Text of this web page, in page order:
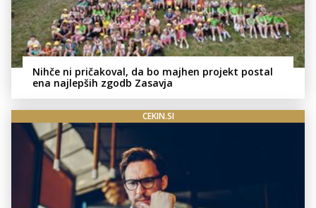
Nihče ni pričakoval, da bo majhen projekt postal
ena najlepših zgodb Zasavja
CEKIN.SI